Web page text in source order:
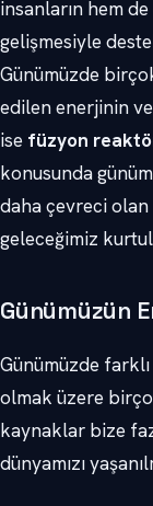
insanların hem
gelişmesiyle
Günümüzde
edilen enerjinin
ise füzyon
konusunda
daha çevreci
geleceğimiz
Günümüzün
Günümüzde
olmak üzere
kaynaklar bize
dünyamızı